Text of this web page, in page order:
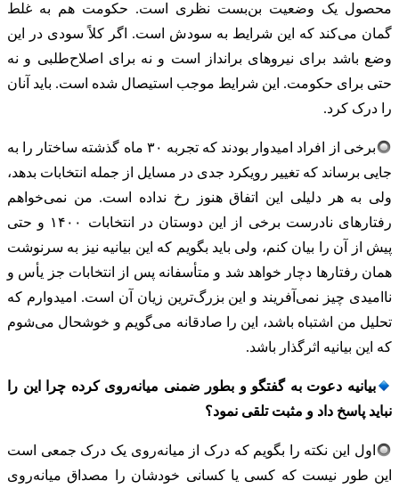
محصول یک وضعیت بن‌بست نظری است. حکومت هم به غلط
گمان می‌کند که این شرایط به سودش است. اگر کلاً سودی در این
وضع باشد برای نیروهای برانداز است و نه برای اصلاح‌طلبی و نه
حتی برای حکومت. این شرایط موجب استیصال شده است. باید آنان
را درک کرد.
برخی از افراد امیدوار بودند که تجربه ۳۰ ماه گذشته ساختار را به
جایی برساند که تغییر رویکرد جدی در مسایل از جمله انتخابات بدهد،
ولی به هر دلیلی این اتفاق هنوز رخ نداده است. من نمی‌خواهم
رفتارهای نادرست برخی از این دوستان در انتخابات ۱۴۰۰ و حتی
پیش از آن را بیان کنم، ولی باید بگویم که این بیانیه نیز به سرنوشت
همان رفتارها دچار خواهد شد و متأسفانه پس از انتخابات جز یأس و
ناامیدی چیز نمی‌آفریند و این بزرگ‌ترین زیان آن است. امیدوارم که
تحلیل من اشتباه باشد، این را صادقانه می‌گویم و خوشحال می‌شوم
که این بیانیه اثرگذار باشد.
بیانیه دعوت به گفتگو و بطور ضمنی میانه‌روی کرده چرا این را
نباید پاسخ داد و مثبت تلقی نمود؟
اول این نکته را بگویم که درک از میانه‌روی یک درک جمعی است
این طور نیست که کسی یا کسانی خودشان را مصداق میانه‌روی